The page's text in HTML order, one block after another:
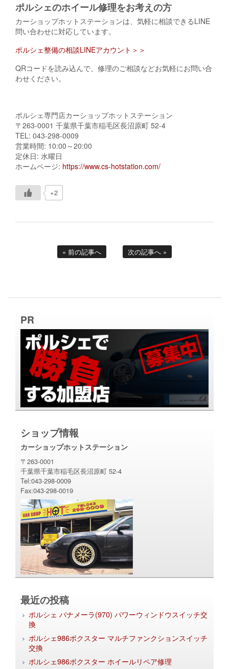
ポルシェのホイール修理をお考えの方
カーショップホットステーションは、気軽に相談できるLINE
問い合わせに対応しています。
ポルシェ整備の相談LINEアカウント＞＞
QRコードを読み込んで、修理のご相談などお気軽にお問い合
わせください。
ポルシェ専門店カーショップホットステーション
〒263-0001 千葉県千葉市稲毛区長沼原町 52-4
TEL: 043-298-0009
営業時間: 10:00～20:00
定休日: 水曜日
ホームページ: https://www.cs-hotstation.com/
+2
« 前の記事へ 次の記事へ »
PR
ショップ情報
カーショップホットステーション
〒263-0001
千葉県千葉市稲毛区長沼原町 52-4
Tel:043-298-0009
Fax:043-298-0019
最近の投稿
ポルシェ パナメーラ(970) パワーウィンドウスイッチ交
換
ポルシェ986ボクスター マルチファンクションスイッチ
交換
ポルシェ986ボクスター ホイールリペア修理